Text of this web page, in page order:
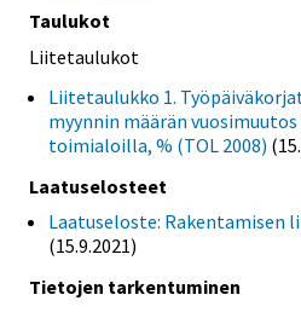
Taulukot
Liitetaulukot
Liitetaulukko 1.
myynnin määrän
toimialoilla, % (TOL 2008)
Laatuselosteet
Laatuseloste: Rakentamisen
(15.9.2021)
Tietojen tarkentuminen